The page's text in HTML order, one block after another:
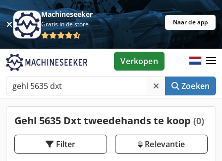
Machineseeker
Gratis in de store Naar de app
Zoeken
Verkopen
Gehl 5635 Dxt tweedehands te koop (0)
Filter Relevantie